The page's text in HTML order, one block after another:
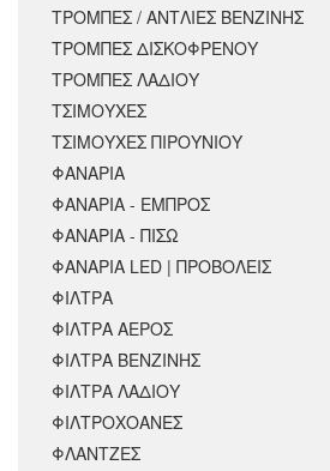
ΤΡΟΜΠΕΣ / ΑΝΤΛΙΕΣ ΒΕΝΖΙΝΗΣ
ΤΡΟΜΠΕΣ ΔΙΣΚΟΦΡΕΝΟΥ
ΤΡΟΜΠΕΣ ΛΑΔΙΟΥ
ΤΣΙΜΟΥΧΕΣ
ΤΣΙΜΟΥΧΕΣ ΠΙΡΟΥΝΙΟΥ
ΦΑΝΑΡΙΑ
ΦΑΝΑΡΙΑ - ΕΜΠΡΟΣ
ΦΑΝΑΡΙΑ - ΠΙΣΩ
ΦΑΝΑΡΙΑ LED | ΠΡΟΒΟΛΕΙΣ
ΦΙΛΤΡΑ
ΦΙΛΤΡΑ ΑΕΡΟΣ
ΦΙΛΤΡΑ ΒΕΝΖΙΝΗΣ
ΦΙΛΤΡΑ ΛΑΔΙΟΥ
ΦΙΛΤΡΟΧΟΑΝΕΣ
ΦΛΑΝΤΖΕΣ